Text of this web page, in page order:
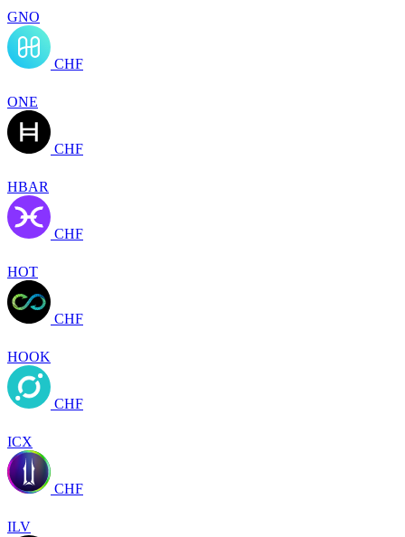
GNO
CHF
ONE
CHF
HBAR
CHF
HOT
CHF
HOOK
CHF
ICX
CHF
ILV